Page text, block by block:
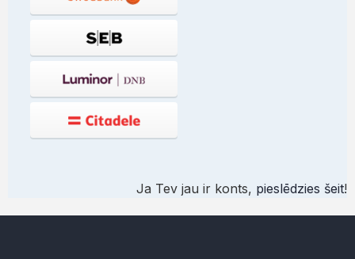
Ja Tev jau ir konts, pieslēdzies šeit!